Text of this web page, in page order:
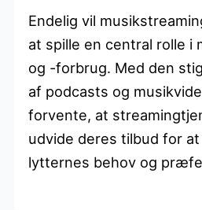
Endelig vil
at spille en central rolle i
og -forbrug. Med den
af podcasts og
forvente, at
udvide deres tilbud for
lytternes behov og